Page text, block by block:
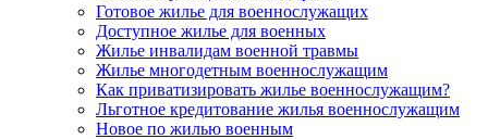
Готовое жилье для военнослужащих
Доступное жилье для военных
Жилье инвалидам военной травмы
Жилье многодетным военнослужащим
Как приватизировать жилье военнослужащим?
Льготное кредитование жилья военнослужащим
Новое по жилью военным